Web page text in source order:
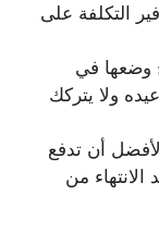
التكلفة على
وضعها في
ولا يتركك
أن تدفع
الانتهاء من